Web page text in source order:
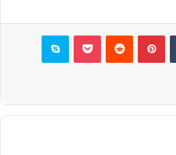
بينتيريست بوكيت سكايب